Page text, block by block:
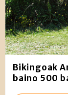
Bikingoak
baino 500